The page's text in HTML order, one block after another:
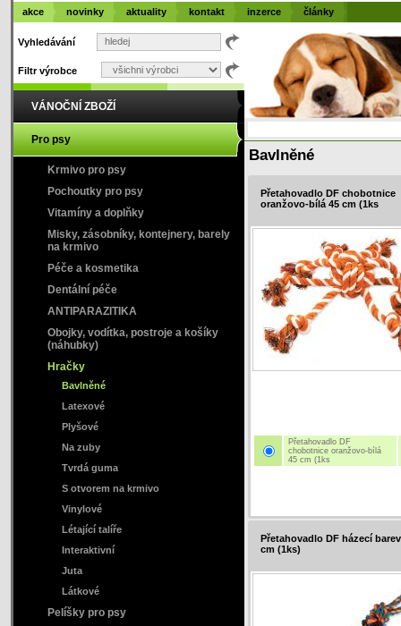
Bavlněné
Přetahovadlo DF chobotnice
oranžovo-bílá 45 cm (1ks
Přetahovadlo DF
chobotnice oranžovo-bílá
45 cm (1ks
Přetahovadlo DF házecí
cm (1ks)
Vyhledávání
Filtr výrobce
VÁNOČNÍ ZBOŽÍ
Pro psy
Krmivo pro psy
Pochoutky pro psy
Vitamíny a doplňky
Misky, zásobníky, kontejnery, barely
na krmivo
Péče a kosmetika
Dentální péče
ANTIPARAZITIKA
Obojky, vodítka, postroje a košíky
(náhubky)
Hračky
Bavlněné
Latexové
Plyšové
Na zuby
Tvrdá guma
S otvorem na krmivo
Vinylové
Létající talíře
Interaktivní
Juta
Látkové
Pelíšky pro psy
akce novinky aktuality kontakt inzerce články